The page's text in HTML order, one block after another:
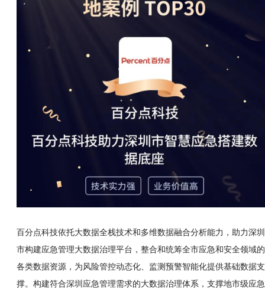
百分点科技依托大数据全栈技术和多维数据融合分析能力，助力深圳
市构建应急管理大数据治理平台，整合和统筹全市应急和安全领域的
各类数据资源，为风险管控动态化、监测预警智能化提供基础数据支
撑。构建符合深圳应急管理需求的大数据治理体系，支撑地市级应急